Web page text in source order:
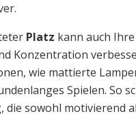
Platz kann auch Ihre
Konzentration
wie mattierte
Spielen. So
die sowohl motivierend